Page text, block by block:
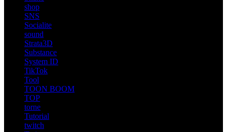
shop
SNS
Socialite
sound
Strata3D
Substance
System ID
TikTok
Tool
TOON BOOM
TOP
torne
Tutorial
twitch